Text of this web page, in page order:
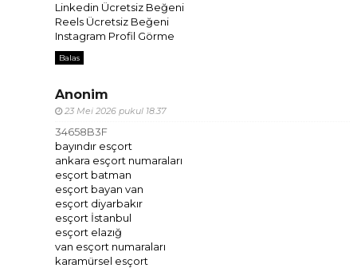
Linkedin Ücretsiz Beğeni
Reels Ücretsiz Beğeni
Instagram Profil Görme
Balas
Anonim
23 Mei 2026 pukul 18.37
34658B3F
bayındır esçort
ankara esçort numaraları
esçort batman
esçort bayan van
esçort diyarbakır
esçort İstanbul
esçort elazığ
van esçort numaraları
karamürsel esçort